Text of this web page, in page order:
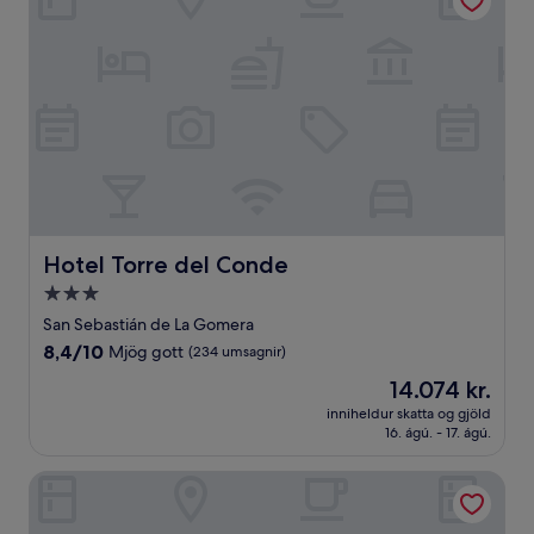
Hotel Torre del Conde
Hotel Torre del Conde
3.0
stjörnu
gististaður
San Sebastián de La Gomera
8.4
umsagnir)
8,4/10 Mjög gott (234 umsagnir)
Verðið
er
14.074 kr.
14.074 kr.
inniheldur skatta og gjöld
16. ágú. - 17. ágú.